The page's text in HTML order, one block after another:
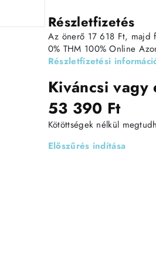
Részletfizetés
Az önerő 17 618 Ft, majd
0% THM 100% Online
Részletfizetési
Kiváncsi
53 390 Ft
Kötöttségek nélkül
Előszűrés indítása